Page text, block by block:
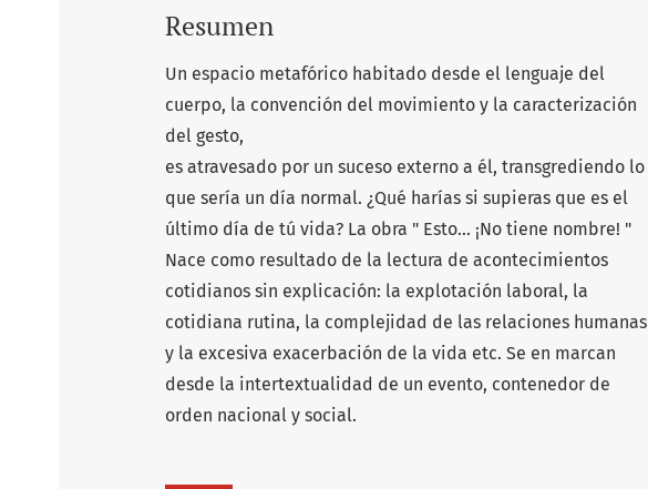
Resumen
Un espacio metafórico habitado desde el lenguaje del
cuerpo, la convención del movimiento y la caracterización
del gesto,
es atravesado por un suceso externo a él, transgrediendo lo
que sería un día normal. ¿Qué harías si supieras que es el
último día de tú vida? La obra " Esto... ¡No tiene nombre! "
Nace como resultado de la lectura de acontecimientos
cotidianos sin explicación: la explotación laboral, la
cotidiana rutina, la complejidad de las relaciones humanas
y la excesiva exacerbación de la vida etc. Se en marcan
desde la intertextualidad de un evento, contenedor de
orden nacional y social.